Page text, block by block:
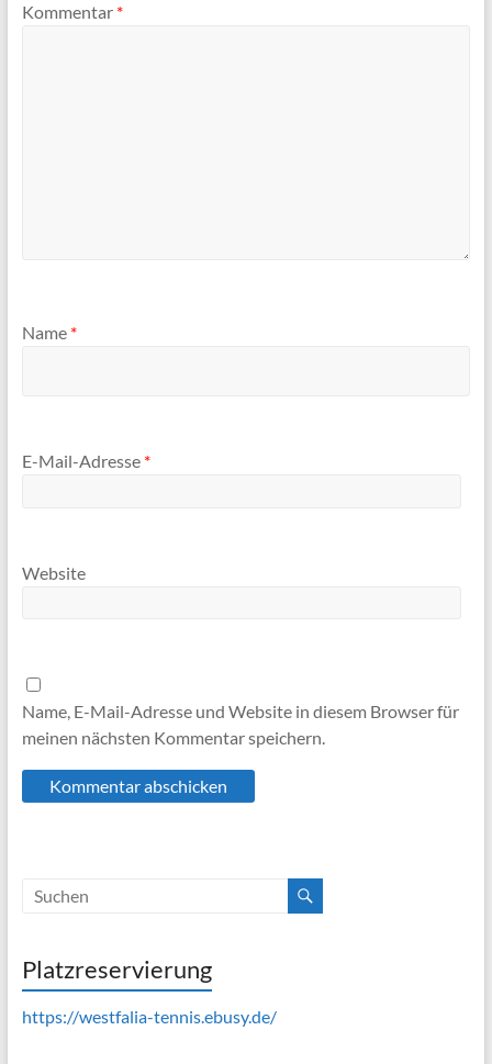
Kommentar *
Name *
E-Mail-Adresse *
Website
Name, E-Mail-Adresse und Website in diesem Browser für
meinen nächsten Kommentar speichern.
Platzreservierung
https://westfalia-tennis.ebusy.de/